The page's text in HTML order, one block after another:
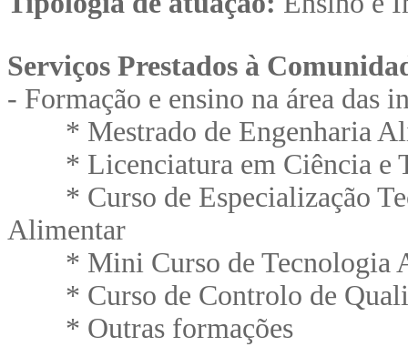
Serviços Prestados à
- Formação e ensino na área das
* Mestrado de Engenharia
* Licenciatura em Ciência e
* Curso de Especialização
Alimentar
* Mini Curso de Tecnologia
* Curso de Controlo de
* Outras formações